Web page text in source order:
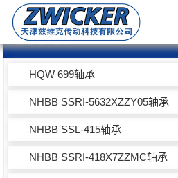
热卖产品
HQW 699轴承
NHBB SSRI-5632XZZY05轴承
NHBB SSL-415轴承
NHBB SSRI-418X7ZZMC轴承